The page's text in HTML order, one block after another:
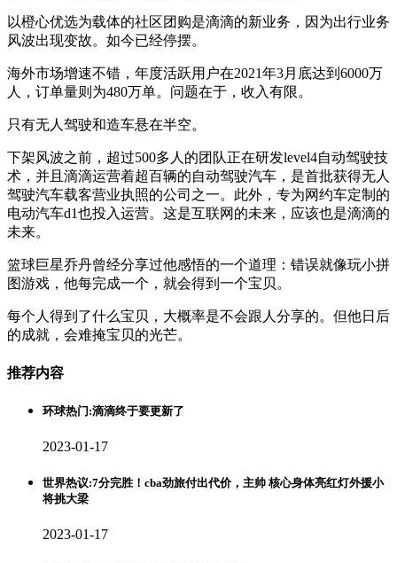
以橙心优选为载体的社区团购是滴滴的新业务，因为出行业务
风波出现变故。如今已经停摆。
海外市场增速不错，年度活跃用户在2021年3月底达到6000万
人，订单量则为480万单。问题在于，收入有限。
只有无人驾驶和造车悬在半空。
下架风波之前，超过500多人的团队正在研发level4自动驾驶技
术，并且滴滴运营着超百辆的自动驾驶汽车，是首批获得无人
驾驶汽车载客营业执照的公司之一。此外，专为网约车定制的
电动汽车d1也投入运营。这是互联网的未来，应该也是滴滴的
未来。
篮球巨星乔丹曾经分享过他感悟的一个道理：错误就像玩小拼
图游戏，他每完成一个，就会得到一个宝贝。
每个人得到了什么宝贝，大概率是不会跟人分享的。但他日后
的成就，会难掩宝贝的光芒。
推荐内容
环球热门:滴滴终于要更新了
2023-01-17
世界热议:7分完胜！cba劲旅付出代价，主帅 核心身体亮红灯外援小
将挑大梁
2023-01-17